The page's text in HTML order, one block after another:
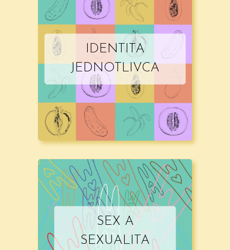
IDENTITA
JEDNOTLIVCA
SEX A
SEXUALITA